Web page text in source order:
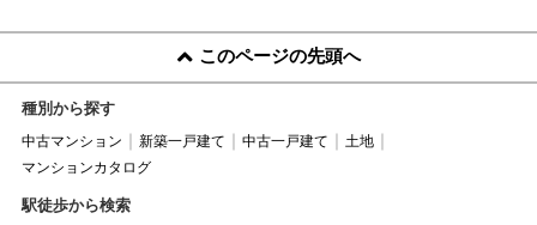
このページの先頭へ
種別から探す
中古マンション 新築一戸建て 中古一戸建て
土地
マンションカタログ
駅徒歩から検索